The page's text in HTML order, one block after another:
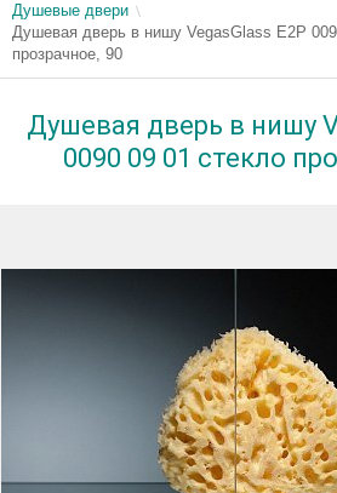
Душевые двери
Душевая дверь в нишу VegasGlass E2P
прозрачное, 90
Душевая дверь в нишу
0090 09 01 стекло